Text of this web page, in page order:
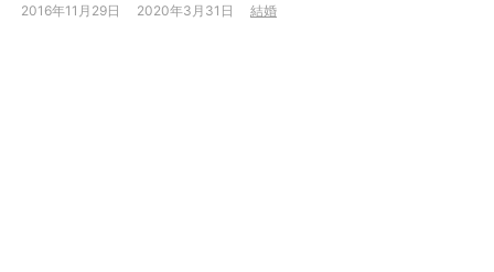
2016年11月29日 2020年3月31日 結婚